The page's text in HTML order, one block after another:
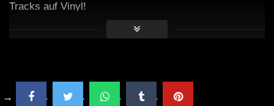
HARDTEKK | [HD]
Tracks auf Vinyl!